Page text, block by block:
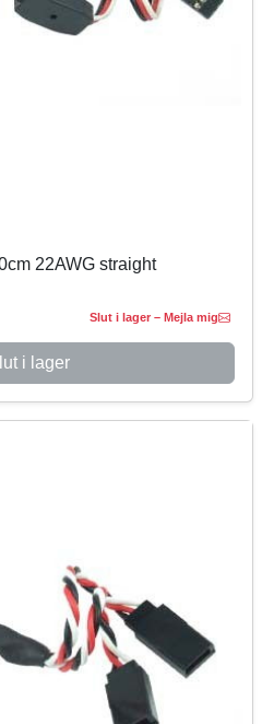
22AWG straight
Slut i lager – Mejla mig
i lager